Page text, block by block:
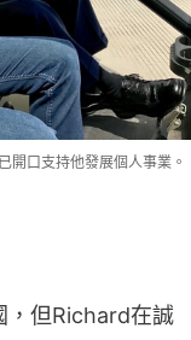
開口支持他發展個人事業。
，但Richard在誠